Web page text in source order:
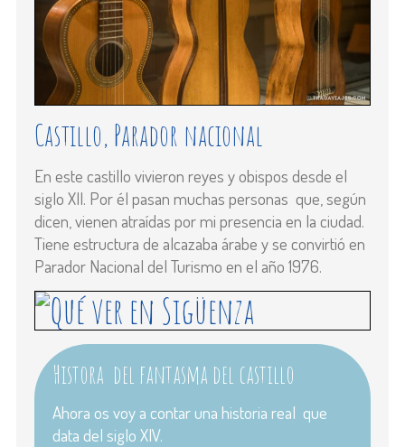
Castillo, Parador nacional
En este castillo vivieron reyes y obispos desde el
siglo XII. Por él pasan muchas personas que, según
dicen, vienen atraídas por mi presencia en la ciudad.
Tiene estructura de alcazaba árabe y se convirtió en
Parador Nacional del Turismo en el año 1976.
Histora del fantasma del castillo
Ahora os voy a contar una historia real que
data del siglo XIV.